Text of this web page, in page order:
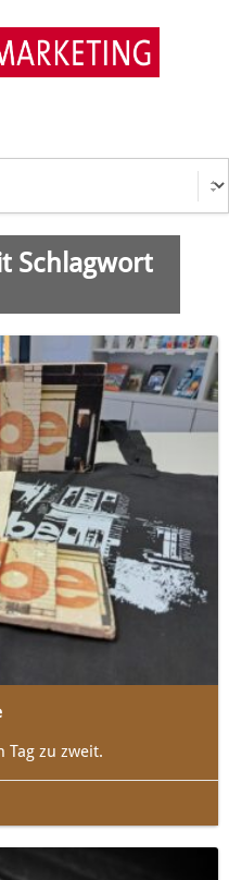
Schlagwort
zu zweit.